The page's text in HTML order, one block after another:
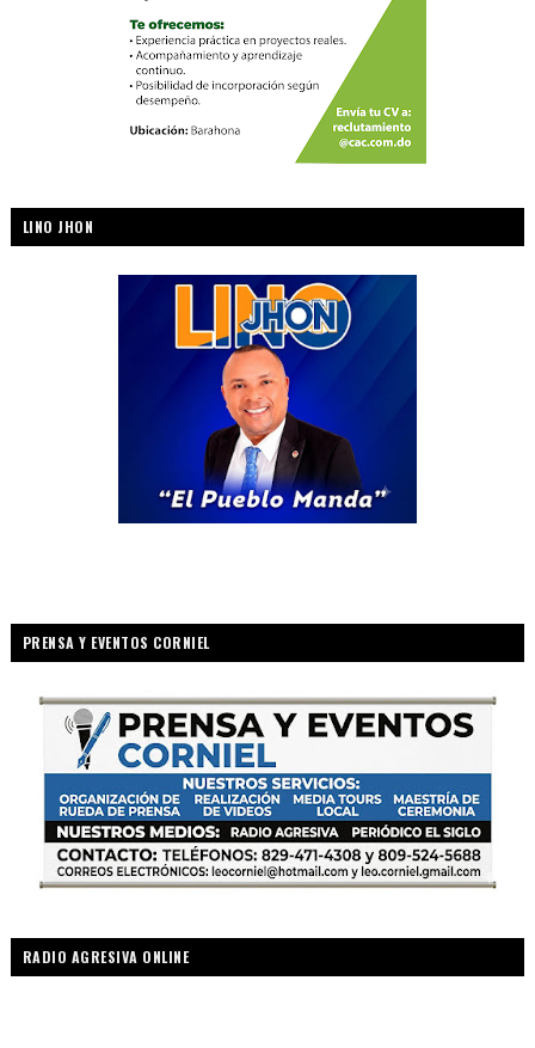
LINO JHON
PRENSA Y EVENTOS CORNIEL
RADIO AGRESIVA ONLINE